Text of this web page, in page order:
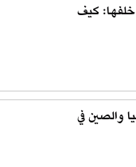
خلفها: كيف
والصين في